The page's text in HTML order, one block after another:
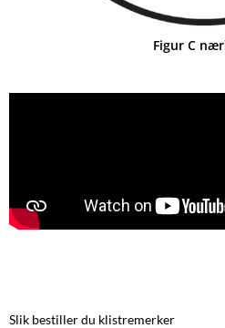
Figur C
Slik bestiller du klistremerker